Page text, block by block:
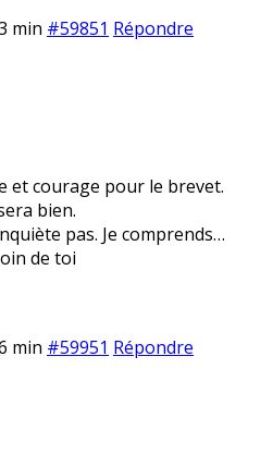
min #59851 Répondre
et courage pour le brevet.
bien.
pas. Je comprends…
de toi
min #59951 Répondre